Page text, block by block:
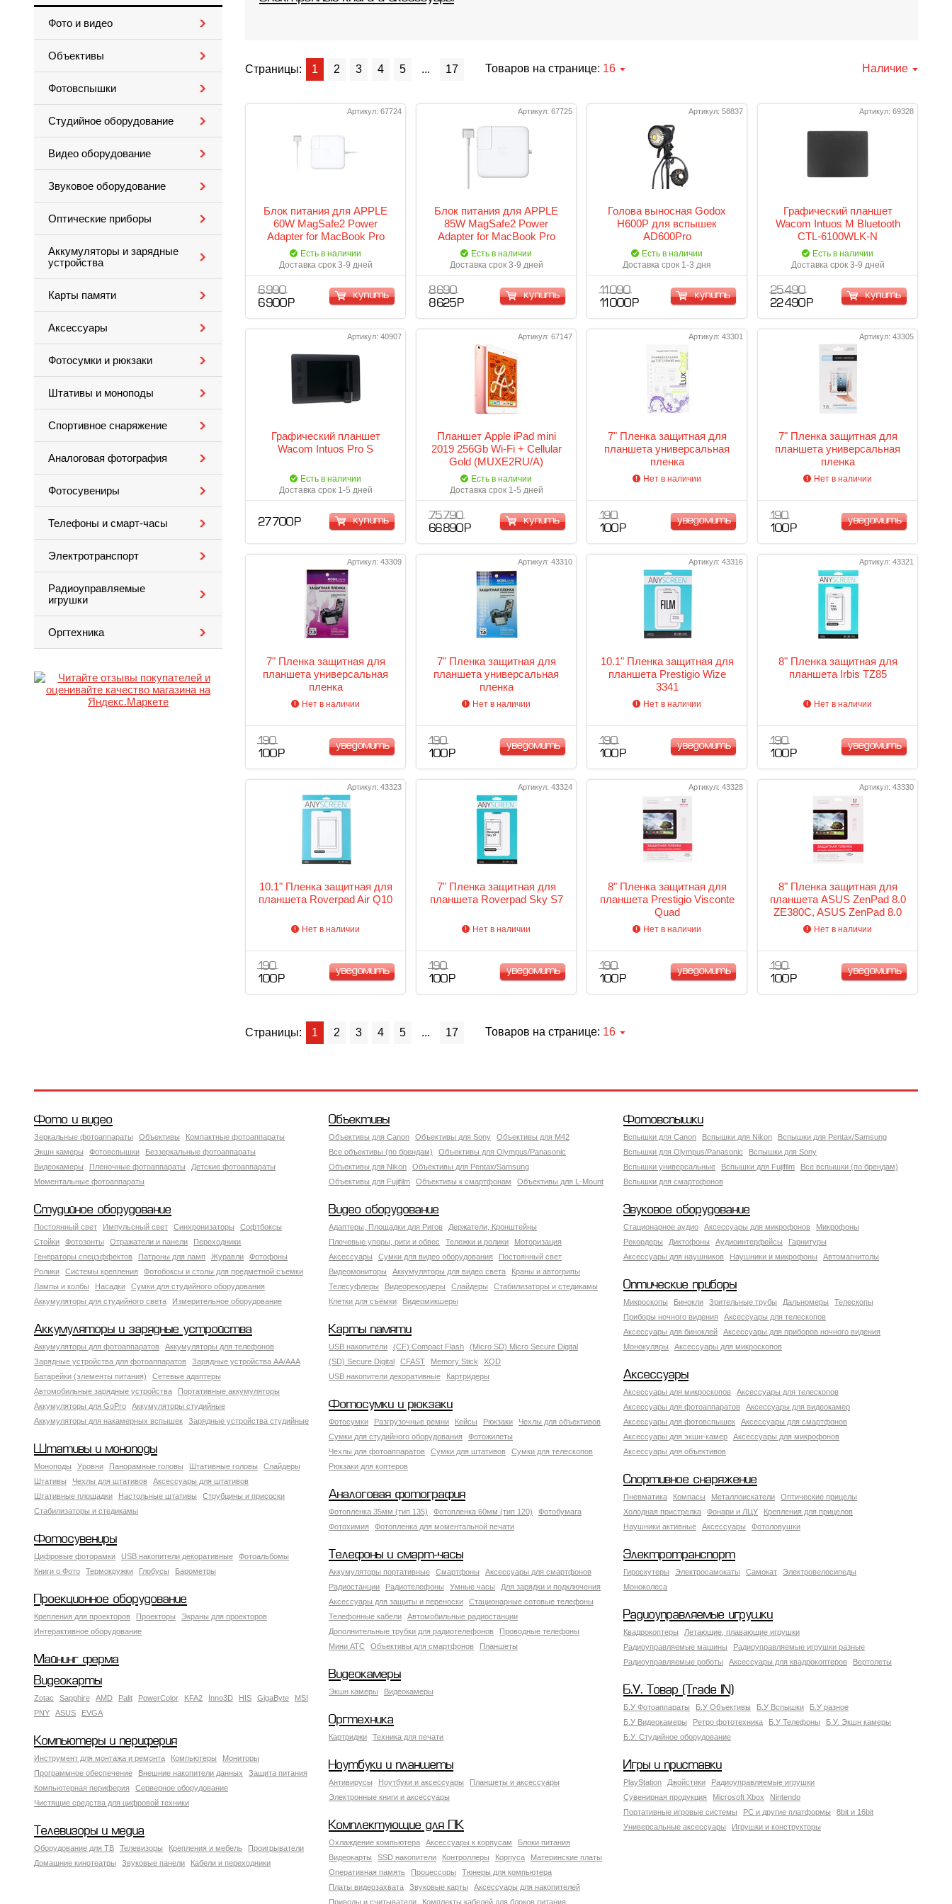
Фото и видео
Объективы
Фотовспышки
Студийное оборудование
Видео оборудование
Звуковое оборудование
Оптические приборы
Аккумуляторы и зарядные
устройства
Карты памяти
Аксессуары
Фотосумки и рюкзаки
Штативы и моноподы
Спортивное снаряжение
Аналоговая фотография
Фотосувениры
Телефоны и смарт-часы
Электротранспорт
Радиоуправляемые
игрушки
Оргтехника
Страницы: 1 2 3 4 5 ... 17 Товаров на странице: 16 Наличие
Артикул: 67724
Блок питания для APPLE
60W MagSafe2 Power
Adapter for MacBook Pro
MD565Z/A
Есть в наличии
Доставка срок 3-9 дней
6 990
6 900 Р
купить
Артикул: 67725
Блок питания для APPLE
85W MagSafe2 Power
Adapter for MacBook Pro
MD506Z/A
Есть в наличии
Доставка срок 3-9 дней
8 690
8 625 Р
купить
Артикул: 58837
Голова выносная Godox
H600P для вспышек
AD600Pro
Есть в наличии
Доставка срок 1-3 дня
11 090
11 000 Р
купить
Артикул: 69328
Графический планшет
Wacom Intuos M Bluetooth
CTL-6100WLK-N
Есть в наличии
Доставка срок 3-9 дней
25 490
22 490 Р
купить
Артикул: 40907
Графический планшет
Wacom Intuos Pro S
Есть в наличии
Доставка срок 1-5 дней
27 700 Р купить
Артикул: 67147
Планшет Apple iPad mini
2019 256Gb Wi-Fi + Cellular
Gold (MUXE2RU/A)
Есть в наличии
Доставка срок 1-5 дней
75 790
66 890 Р
купить
Артикул: 43301
7" Пленка защитная для
планшета универсальная
пленка
Нет в наличии
190
100 Р
уведомить
Артикул: 43305
7" Пленка защитная для
планшета универсальная
пленка
Нет в наличии
190
100 Р
уведомить
Артикул: 43309
7" Пленка защитная для
планшета универсальная
пленка
Нет в наличии
190
100 Р
уведомить
Артикул: 43310
7" Пленка защитная для
планшета универсальная
пленка
Нет в наличии
190
100 Р
уведомить
Артикул: 43316
10.1" Пленка защитная для
планшета Prestigio Wize
3341
Нет в наличии
190
100 Р
уведомить
Артикул: 43321
8" Пленка защитная для
планшета Irbis TZ85
Нет в наличии
190
100 Р
уведомить
Артикул: 43323
10.1" Пленка защитная для
планшета Roverpad Air Q10
Нет в наличии
190
100 Р
уведомить
Артикул: 43324
7" Пленка защитная для
планшета Roverpad Sky S7
Нет в наличии
190
100 Р
уведомить
Артикул: 43328
8" Пленка защитная для
планшета Prestigio Visconte
Quad
Нет в наличии
190
100 Р
уведомить
Артикул: 43330
8" Пленка защитная для
планшета ASUS ZenPad 8.0
ZE380C, ASUS ZenPad 8.0
ZE380KL
Нет в наличии
190
100 Р
уведомить
Страницы: 1 2 3 4 5 ... 17 Товаров на странице: 16
Фото и видео
Зеркальные фотоаппараты Объективы
Компактные фотоаппараты
Экшн камеры
Фотовспышки
Беззеркальные фотоаппараты
Видеокамеры
Пленочные фотоаппараты
Детские фотоаппараты
Моментальные фотоаппараты
Объективы
Объективы для Canon Объективы для Sony
Объективы для M42
Все объективы (по брендам)
Объективы для Olympus/Panasonic
Объективы для Nikon
Объективы для Pentax/Samsung
Объективы для Fujifilm
Объективы к смартфонам Объективы для L-Mount
Фотовспышки
Вспышки для Canon Вспышки для Nikon
Вспышки для Pentax/Samsung
Вспышки для Olympus/Panasonic
Вспышки для Sony
Вспышки универсальные
Вспышки для Fujifilm
Все вспышки (по брендам)
Вспышки для смартофонов
Студийное оборудование
Постоянный свет Импульсный свет Синхронизаторы
Софтбоксы
Стойки
Фотозонты Отражатели и панели
Переходники
Генераторы спецэффектов
Патроны для ламп Журавли
Фотофоны
Ролики
Системы крепления
Фотобоксы и столы для предметной съемки
Лампы и колбы
Насадки
Сумки для студийного оборудования
Аккумуляторы для студийного света
Измерительное оборудование
Видео оборудование
Адаптеры, Площадки для Ригов
Держатели, Кронштейны
Плечевые упоры, риги и обвес
Тележки и ролики
Моторизация
Аксессуары
Сумки для видео оборудования
Постоянный свет
Видеомониторы
Аккумуляторы для видео света
Краны и автогрипы
Телесуфлеры
Видеорекордеры Слайдеры
Стабилизаторы и стедикамы
Клетки для съёмки
Видеомикшеры
Звуковое оборудование
Стационарное аудио Аксессуары для микрофонов
Микрофоны
Рекордеры
Диктофоны Аудиоинтерфейсы
Гарнитуры
Аксессуары для наушников
Наушники и микрофоны Автомагнитолы
Оптические приборы
Микроскопы Бинокли Зрительные трубы Дальномеры
Телескопы
Приборы ночного видения
Аксессуары для телескопов
Аксессуары для биноклей
Аксессуары для приборов ночного видения
Монокуляры
Аксессуары для микроскопов
Аккумуляторы и зарядные устройства
Аккумуляторы для фотоаппаратов
Аккумуляторы для телефонов
Зарядные устройства для фотоаппаратов
Зарядные устройства AA/AAA
Батарейки (элементы питания)
Сетевые адаптеры
Автомобильные зарядные устройства
Портативные аккумуляторы
Аккумуляторы для GoPro
Аккумуляторы студийные
Аккумуляторы для накамерных вспышек
Зарядные устройства студийные
Карты памяти
USB накопители (CF) Compact Flash
(Micro SD) Micro Secure Digital
(SD) Secure Digital
CFAST Memory Stick
XQD
USB накопители декоративные
Картридеры Аксессуары
Аксессуары для микроскопов
Аксессуары для телескопов
Аксессуары для фотоаппаратов
Аксессуары для видеокамер
Аксессуары для фотовспышек
Аксессуары для смартфонов
Аксессуары для экшн-камер
Аксессуары для микрофонов
Аксессуары для объективов
Фотосумки и рюкзаки
Фотосумки Разгрузочные ремни Кейсы Рюкзаки
Чехлы для объективов
Сумки для студийного оборудования
Фотожилеты
Чехлы для фотоаппаратов
Сумки для штативов
Сумки для телескопов
Рюкзаки для коптеров
Штативы и моноподы
Моноподы Уровни Панорамные головы Штативные головы
Слайдеры
Штативы
Чехлы для штативов
Аксессуары для штативов
Штативные площадки
Настольные штативы
Струбцины и присоски
Стабилизаторы и стедикамы
Спортивное снаряжение
Пневматика Компасы Металлоискатели
Оптические прицелы
Холодная пристрелка
Фонари и ЛЦУ
Крепления для прицелов
Наушники активные
Аксессуары Фотоловушки
Аналоговая фотография
Фотопленка 35мм (тип 135) Фотопленка 60мм (тип 120)
Фотобумага
Фотохимия
Фотопленка для моментальной печати
Фотосувениры
Цифровые фоторамки USB накопители декоративные
Фотоальбомы
Книги о Фото
Термокружки Глобусы Барометры
Телефоны и смарт-часы
Аккумуляторы портативные Смартфоны
Аксессуары для смартфонов
Радиостанции
Радиотелефоны Умные часы
Для зарядки и подключения
Аксессуары для защиты и переноски
Стационарные сотовые телефоны
Телефонные кабели
Автомобильные радиостанции
Дополнительные трубки для радиотелефонов
Проводные телефоны
Мини АТС
Объективы для смартфонов Планшеты
Электротранспорт
Гироскутеры Электросамокаты Самокат
Электровелосипеды
Моноколеса
Проекционное оборудование
Крепления для проекторов Проекторы
Экраны для проекторов
Интерактивное оборудование
Радиоуправляемые игрушки
Квадрокоптеры
Летающие, плавающие игрушки
Радиоуправляемые машины
Радиоуправляемые игрушки разные
Радиоуправляемые роботы
Аксессуары для квадрокоптеров Вертолеты
Майнинг ферма
Видеокамеры
Экшн камеры Видеокамеры
Видеокарты
Zotac Sapphire AMD Palit PowerColor KFA2 Inno3D HIS GigaByte
MSI
PNY
ASUS EVGA
Б.У. Товар (Trade IN)
Б.У Фотоаппараты Б.У Объективы Б.У Вспышки
Б.У разное
Б.У Видеокамеры
Ретро фототехника Б.У Телефоны
Б.У. Экшн камеры
Б.У. Студийное оборудование
Оргтехника
Картриджи Техника для печати
Компьютеры и периферия
Инструмент для монтажа и ремонта Компьютеры
Мониторы
Программное обеспечение
Внешние накопители данных
Защита питания
Компьютерная периферия
Серверное оборудование
Чистящие средства для цифровой техники
Ноутбуки и планшеты
Антивирусы Ноутбуки и аксессуары
Планшеты и аксессуары
Электронные книги и аксессуары
Игры и приставки
PlayStation Джойстики
Радиоуправляемые игрушки
Сувенирная продукция
Microsoft Xbox
Nintendo
Портативные игровые системы
PC и другие платформы
8bit и 16bit
Универсальные аксессуары
Игрушки и конструкторы
Комплектующие для ПК
Охлаждение компьютера Аксессуары к корпусам
Блоки питания
Видеокарты
SSD накопители Контроллеры Корпуса
Материнские платы
Оперативная память
Процессоры
Тюнеры для компьютера
Платы видеозахвата
Звуковые карты
Аксессуары для накопителей
Приводы и считыватели
Комплекты кабелей для блоков питания
Телевизоры и медиа
Оборудование для ТВ Телевизоры Крепления и мебель
Проигрыватели
Домашние кинотеатры
Звуковые панели Кабели и переходники